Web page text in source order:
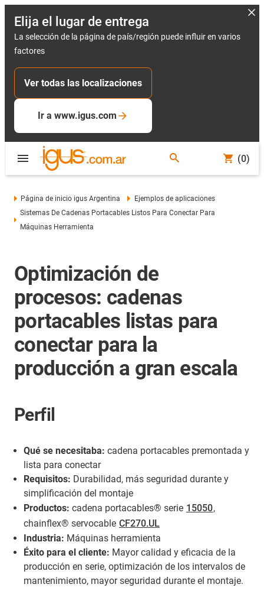
Elija el lugar de entrega
La selección de la página de país/región puede influir en varios
factores
Ver todas las localizaciones
Ir a www.igus.com
(0)
Página de inicio igus Argentina
Ejemplos de aplicaciones
Sistemas De Cadenas Portacables Listos Para Conectar Para
Máquinas Herramienta
Optimización de
procesos: cadenas
portacables listas para
conectar para la
producción a gran escala
Perfil
Qué se necesitaba: cadena portacables premontada y
lista para conectar
Requisitos: Durabilidad, más seguridad durante y
simplificación del montaje
Productos: cadena portacables® serie 15050,
chainflex® servocable CF270.UL
Industria: Máquinas herramienta
Éxito para el cliente: Mayor calidad y eficacia de la
producción en serie, optimización de los intervalos de
mantenimiento, mayor seguridad durante el montaje.